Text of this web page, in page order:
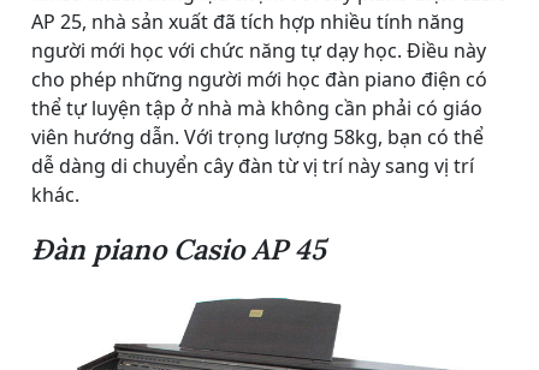
AP 25, nhà sản xuất đã tích hợp nhiều tính năng
người mới học với chức năng tự dạy học. Điều này
cho phép những người mới học đàn piano điện có
thể tự luyện tập ở nhà mà không cần phải có giáo
viên hướng dẫn. Với trọng lượng 58kg, bạn có thể
dễ dàng di chuyển cây đàn từ vị trí này sang vị trí
khác.
Đàn piano Casio AP 45